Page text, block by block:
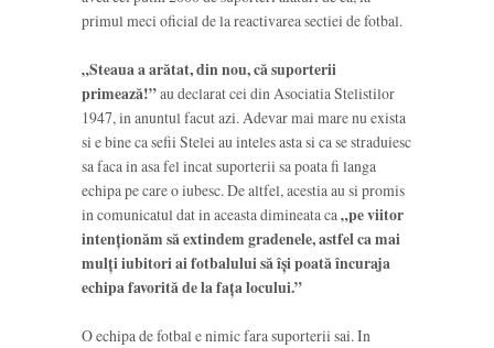
primul meci oficial de la reactivarea sectiei de fotbal.
„Steaua a arătat, din nou, că suporterii
primează!”au declarat cei din Asociatia Stelistilor
1947, in anuntul facut azi. Adevar mai mare nu exista
si e bine ca sefii Stelei au inteles asta si ca se straduiesc
sa faca in asa fel incat suporterii sa poata fi langa
echipa pe care o iubesc. De altfel, acestia au si promis
in comunicatul dat in aceasta dimineata ca„pe viitor
intenționăm să extindem gradenele, astfel ca mai
mulți iubitori ai fotbalului să își poată încuraja
echipa favorită de la fața locului.”
O echipa de fotbal e nimic fara suporterii sai. In